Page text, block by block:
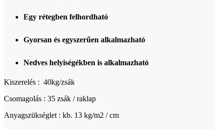
Egy rétegben felhordható
Gyorsan és egyszerűen alkalmazható
Nedves helyiségékben is alkalmazható
Kiszerelés : 40kg/zsák
Csomagolás : 35 zsák / raklap
Anyagszükséglet : kb. 13 kg/m2 / cm